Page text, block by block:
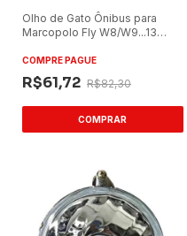
Olho de Gato Ônibus para
Marcopolo Fly W8/W9...13
COMPRE PAGUE
R$61,72 R$82,30